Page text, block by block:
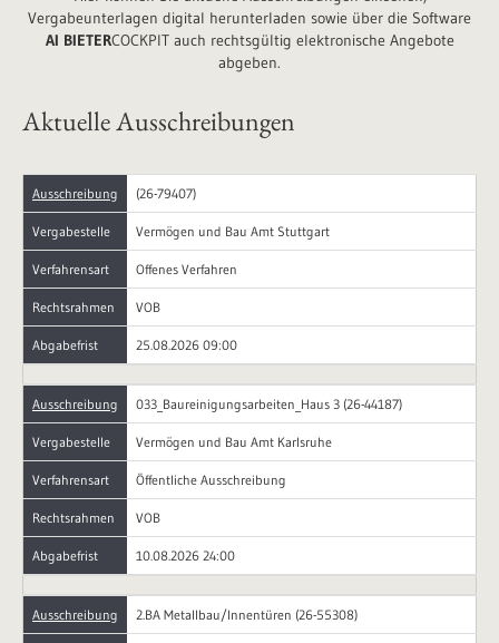
Vergabeunterlagen digital herunterladen sowie über die Software
AI BIETERCOCKPIT auch rechtsgültig elektronische Angebote
abgeben.
Aktuelle Ausschreibungen
Ausschreibung (26-79407)
Vergabestelle Vermögen und Bau Amt Stuttgart
Verfahrensart Offenes Verfahren
Rechtsrahmen VOB
Abgabefrist 25.08.2026 09:00
Ausschreibung 033_Baureinigungsarbeiten_Haus 3 (26-44187)
Vergabestelle Vermögen und Bau Amt Karlsruhe
Verfahrensart Öffentliche Ausschreibung
Rechtsrahmen VOB
Abgabefrist 10.08.2026 24:00
Ausschreibung 2.BA Metallbau/Innentüren (26-55308)